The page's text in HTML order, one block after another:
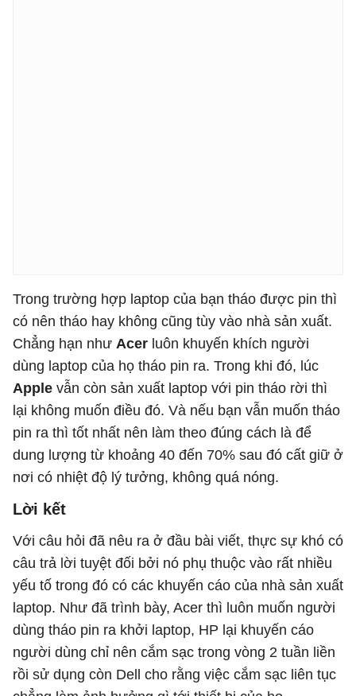
Trong trường hợp laptop của bạn tháo được pin thì
có nên tháo hay không cũng tùy vào nhà sản xuất.
Chẳng hạn như Acer luôn khuyến khích người
dùng laptop của họ tháo pin ra. Trong khi đó, lúc
Apple vẫn còn sản xuất laptop với pin tháo rời thì
lại không muốn điều đó. Và nếu bạn vẫn muốn tháo
pin ra thì tốt nhất nên làm theo đúng cách là để
dung lượng từ khoảng 40 đến 70% sau đó cất giữ ở
nơi có nhiệt độ lý tưởng, không quá nóng.
Lời kết
Với câu hỏi đã nêu ra ở đầu bài viết, thực sự khó có
câu trả lời tuyệt đối bởi nó phụ thuộc vào rất nhiều
yếu tố trong đó có các khuyến cáo của nhà sản xuất
laptop. Như đã trình bày, Acer thì luôn muốn người
dùng tháo pin ra khởi laptop, HP lại khuyến cáo
người dùng chỉ nên cắm sạc trong vòng 2 tuần liền
rồi sử dụng còn Dell cho rằng việc cắm sạc liên tục